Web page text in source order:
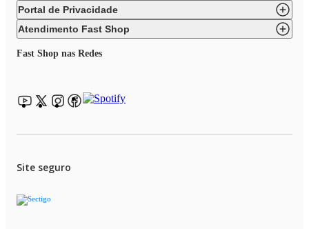
Portal de Privacidade
Atendimento Fast Shop
Fast Shop nas Redes
Site seguro